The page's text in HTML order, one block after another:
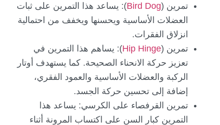
تمرين (Bird Dog): يساعد هذا التمرين على ثبات
العضلات الأساسية ويحسنها ويخفف من احتمالية
انزلاق الفقرات.
تمرين (Hip Hinge): يساهم هذا التمرين في
تعزيز حركة الانحناء الصحيحة. كما يستهدف أوتار
الركبة والعضلات الأساسية والعمود الفقري،
إضافة إلى تحسين حركة الجسد.
تمرين القرفصاء على الكرسي: يساعد هذا
التمرين كبار السن على اكتساب المرونة أثناء